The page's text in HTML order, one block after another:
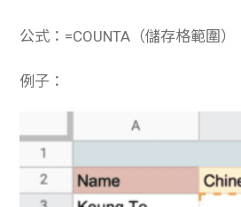
公式：=COUNTA（儲存格範圍）
例子：